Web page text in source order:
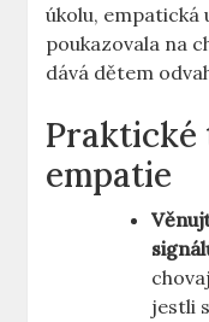
úkolu, empatická
poukazovala na
dává dětem⁣
empatie
jestli